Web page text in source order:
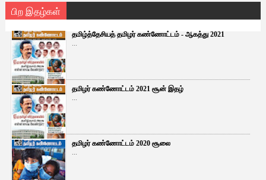
பிற இதழ்கள்
தமிழ்த்தேசியத் தமிழர் கண்ணோட்டம் - ஆகத்து 2021
...
தமிழர் கண்ணோட்டம் 2021 சூன் இதழ்
...
தமிழர் கண்ணோட்டம் 2020 சூலை
...